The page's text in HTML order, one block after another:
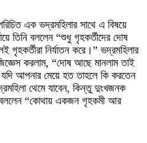
এক ভদ্রমহিলার সাথে এ বিষয়ে
তিনি বললেন “শুধু গৃহকর্তীদের দোষ
নির্যাতন করে।” ভদ্রমহিলার
করলাম, “দোষ আছে মানলাম তাই
আপনার মেয়ে হত তাহলে কি করতেন
থেমে যাবেন, কিন্তু দুংখজনক
“কোথায় একজন গৃহকমী আর